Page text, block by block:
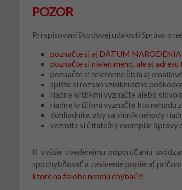
POZOR
Pri spisovaní škodovej udalosti Správu o
poznačte si aj DÁTUM
poznačte si nielen meno, ale aj
poznačte si telefónne čísla aj
spíšte si rozsah vzniknutého
riadne krížikmi vyznačte alebo
riadne krížikmi vyznačte kto nehodu
dohliadnite, aby sa vinník nehody
vezmite si čitateľný exemplár Správy
K vyššie uvedenému odporúčaniu
spochybňovať a zavinenie popierať
ktoré na žalobe nesmú chýbať!!!